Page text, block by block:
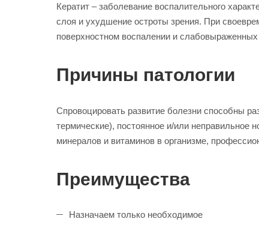
Кератит – заболевание воспалительного
слоя и ухудшение остроты зрения. При
поверхностном воспалении и
Причины патологии
Спровоцировать развитие болезни способны
термические), постоянное и/или неправильное
минералов и витаминов в организме,
Преимущества
Назначаем только необходимое